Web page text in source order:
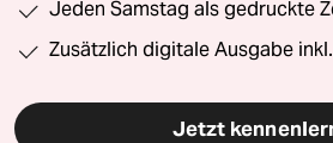
Jeden Samstag als gedruckte
Zusätzlich digitale Ausgabe
Jetzt